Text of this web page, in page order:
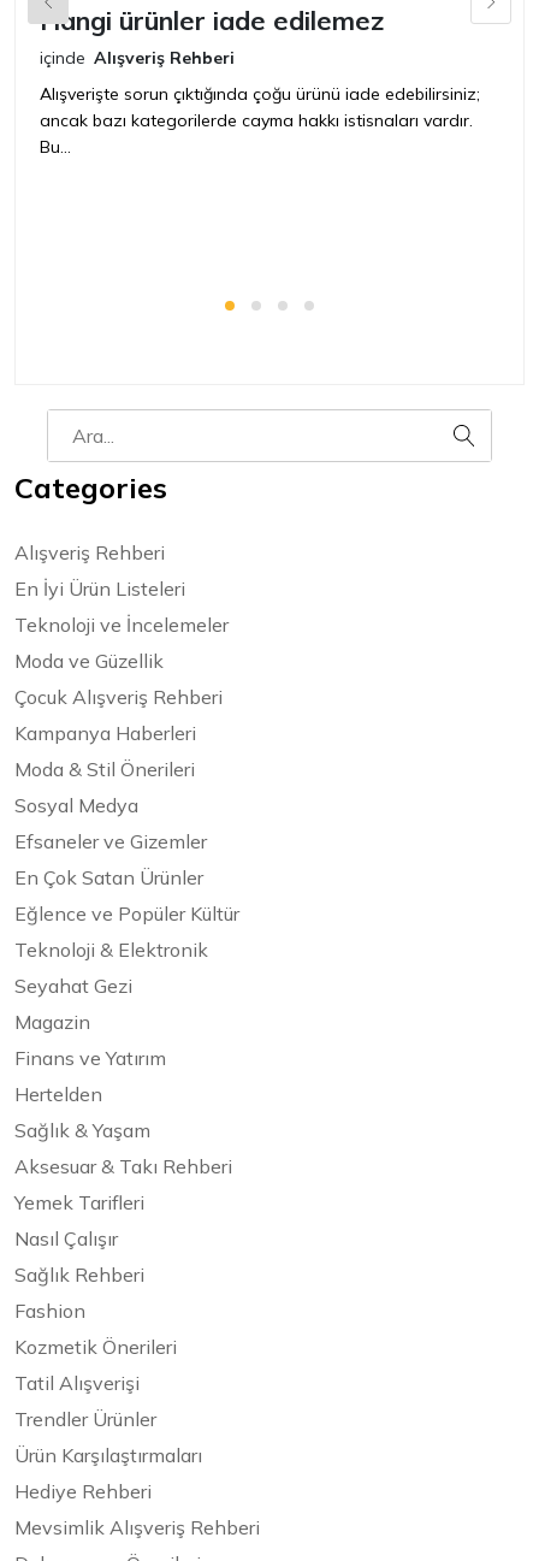
Hangi ürünler iade edilemez
içinde Alışveriş Rehberi
Alışverişte sorun çıktığında çoğu ürünü iade edebilirsiniz;
ancak bazı kategorilerde cayma hakkı istisnaları vardır.
Bu...
Categories
Alışveriş Rehberi
En İyi Ürün Listeleri
Teknoloji ve İncelemeler
Moda ve Güzellik
Çocuk Alışveriş Rehberi
Kampanya Haberleri
Moda & Stil Önerileri
Sosyal Medya
Efsaneler ve Gizemler
En Çok Satan Ürünler
Eğlence ve Popüler Kültür
Teknoloji & Elektronik
Seyahat Gezi
Magazin
Finans ve Yatırım
Hertelden
Sağlık & Yaşam
Aksesuar & Takı Rehberi
Yemek Tarifleri
Nasıl Çalışır
Sağlık Rehberi
Fashion
Kozmetik Önerileri
Tatil Alışverişi
Trendler Ürünler
Ürün Karşılaştırmaları
Hediye Rehberi
Mevsimlik Alışveriş Rehberi